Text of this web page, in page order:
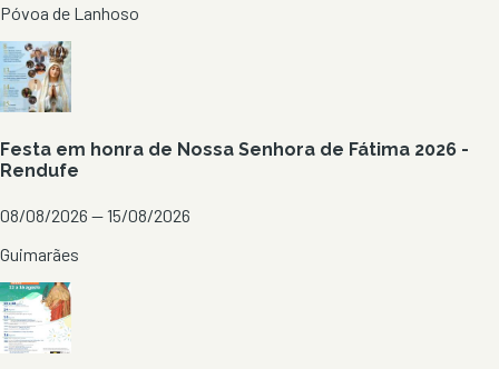
Póvoa de Lanhoso
Festa em honra de Nossa Senhora de Fátima 2026 -
Rendufe
08/08/2026 — 15/08/2026
Guimarães